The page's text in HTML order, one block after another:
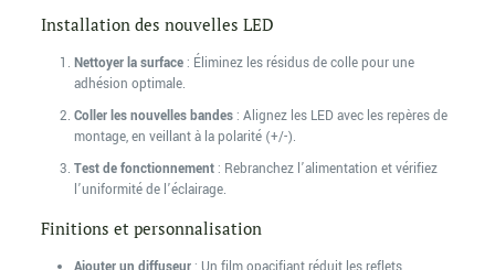
Installation des nouvelles LED
Nettoyer la surface: Éliminez les résidus de colle pour une
adhésion optimale.
Coller les nouvelles bandes: Alignez les LED avec les repères de
montage, en veillant à la polarité (+/-).
Test de fonctionnement: Rebranchez l’alimentation et vérifiez
l’uniformité de l’éclairage.
Finitions et personnalisation